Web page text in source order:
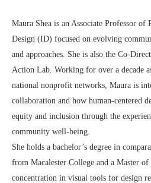
Maura Shea is an Associate Professor
Design (ID) focused on evolving
and approaches. She is also the Co-
Action Lab. Working for over a decade
national nonprofit networks, Maura is
collaboration and how human-centered
equity and inclusion through the
community well-being.
She holds a bachelor’s degree in
from Macalester College and a Master
concentration in visual tools for design